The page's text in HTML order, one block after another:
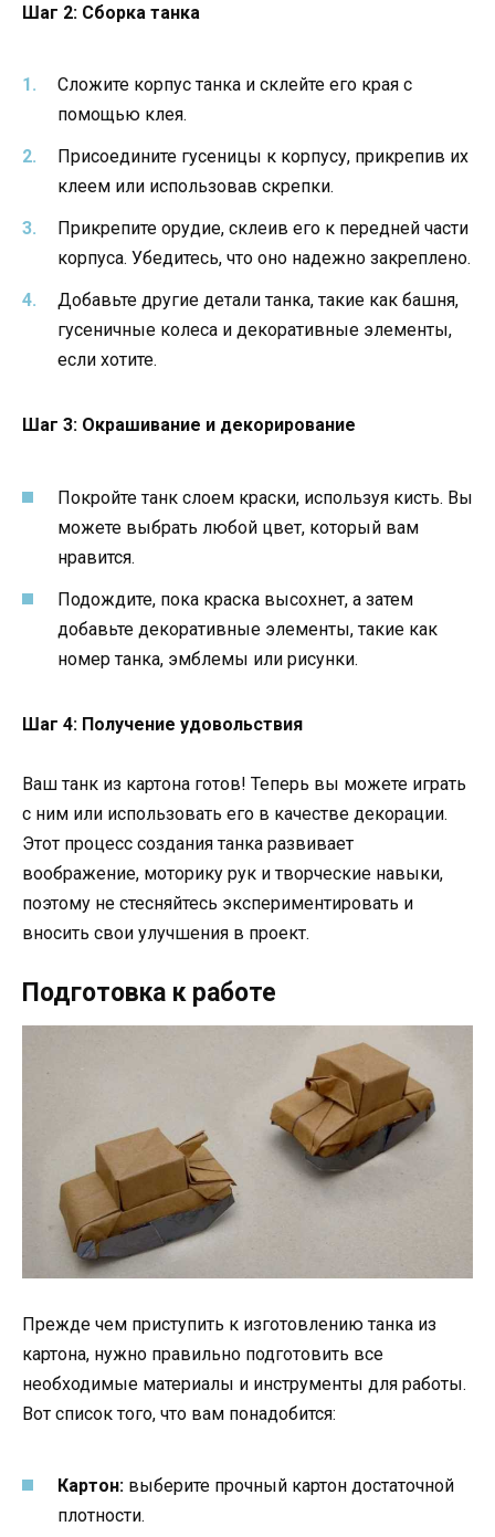
Шаг 2: Сборка танка
Сложите корпус танка и склейте его края с
помощью клея.
Присоедините гусеницы к корпусу, прикрепив их
клеем или использовав скрепки.
Прикрепите орудие, склеив его к передней части
корпуса. Убедитесь, что оно надежно закреплено.
Добавьте другие детали танка, такие как башня,
гусеничные колеса и декоративные элементы,
если хотите.
Шаг 3: Окрашивание и декорирование
Покройте танк слоем краски, используя кисть. Вы
можете выбрать любой цвет, который вам
нравится.
Подождите, пока краска высохнет, а затем
добавьте декоративные элементы, такие как
номер танка, эмблемы или рисунки.
Шаг 4: Получение удовольствия
Ваш танк из картона готов! Теперь вы можете играть
с ним или использовать его в качестве декорации.
Этот процесс создания танка развивает
воображение, моторику рук и творческие навыки,
поэтому не стесняйтесь экспериментировать и
вносить свои улучшения в проект.
Подготовка к работе
Прежде чем приступить к изготовлению танка из
картона, нужно правильно подготовить все
необходимые материалы и инструменты для работы.
Вот список того, что вам понадобится:
Картон: выберите прочный картон достаточной
плотности.